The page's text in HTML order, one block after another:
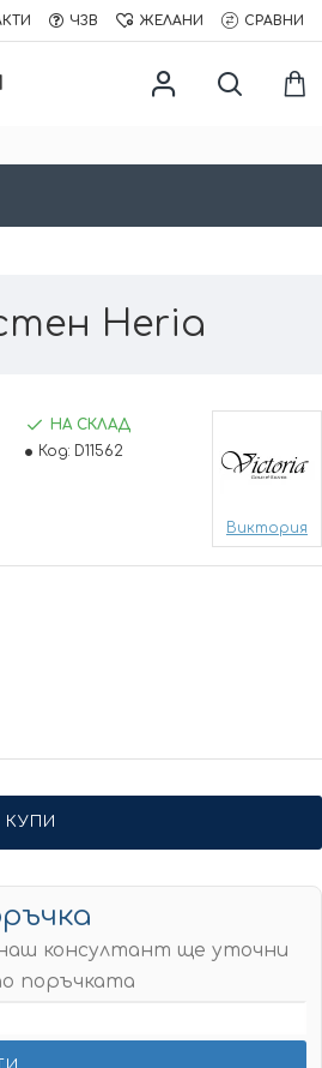
ЧЗВ ЖЕЛАНИ СРАВНИ
Heria
НА СКЛАД
Код: D11562
Виктория
КУПИ
консултант ще уточни
поръчката